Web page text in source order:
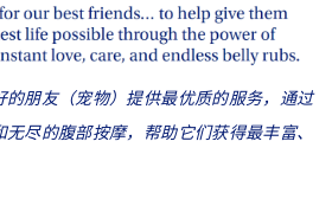
朋友（宠物）提供最优质的服务，通过
尽的腹部按摩，帮助它们获得最丰富、